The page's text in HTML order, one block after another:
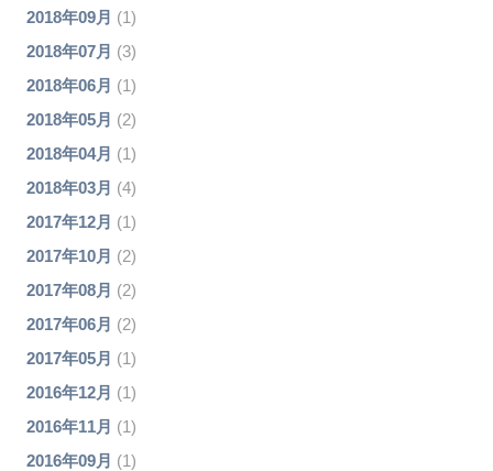
2018年09月 (1)
2018年07月 (3)
2018年06月 (1)
2018年05月 (2)
2018年04月 (1)
2018年03月 (4)
2017年12月 (1)
2017年10月 (2)
2017年08月 (2)
2017年06月 (2)
2017年05月 (1)
2016年12月 (1)
2016年11月 (1)
2016年09月 (1)